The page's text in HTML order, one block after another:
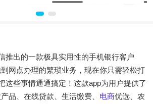
推出的一款极具实用性的手机银行客户
网点办理的繁琐业务，现在你只需轻松打
这些事情通通搞定！这款app为用户提供了
品、在线贷款、生活缴费、 电商优选、农